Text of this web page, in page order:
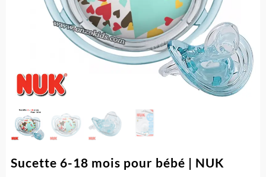
Sucette 6-18 mois pour bébé | NUK